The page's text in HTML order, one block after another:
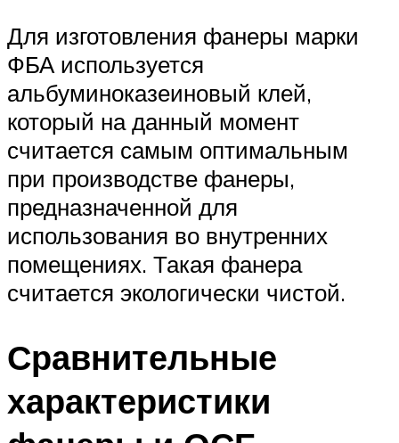
Для изготовления фанеры марки
ФБА используется
альбуминоказеиновый клей,
который на данный момент
считается самым оптимальным
при производстве фанеры,
предназначенной для
использования во внутренних
помещениях. Такая фанера
считается экологически чистой.
Сравнительные
характеристики